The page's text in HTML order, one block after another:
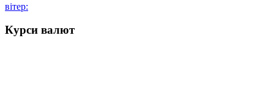
вітер:
Курси валют